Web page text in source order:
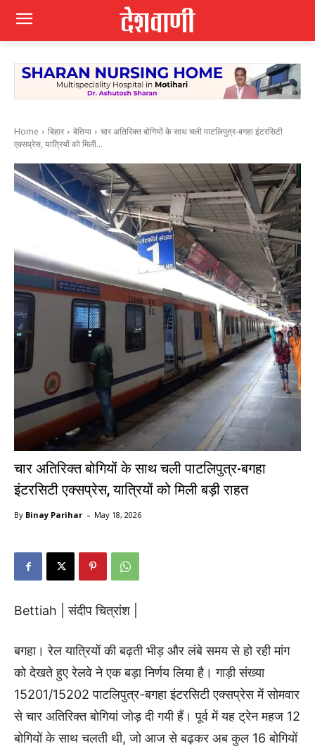
Home बिहार बेतिया
चार अतिरिक्त बोगियों के साथ चली पाटलिपुत्र-बगहा इंटरसिटी
एक्सप्रेस, यात्रियों को मिली...
चार अतिरिक्त बोगियों के साथ चली पाटलिपुत्र-बगहा
इंटरसिटी एक्सप्रेस, यात्रियों को मिली बड़ी राहत
By Binay Parihar - May 18, 2026
Bettiah | संदीप चित्रांश |
बगहा। रेल यात्रियों की बढ़ती भीड़ और लंबे समय से हो रही मांग
को देखते हुए रेलवे ने एक बड़ा निर्णय लिया है। गाड़ी संख्या
15201/15202 पाटलिपुत्र-बगहा इंटरसिटी एक्सप्रेस में सोमवार
से चार अतिरिक्त बोगियां जोड़ दी गयी हैं। पूर्व में यह ट्रेन महज 12
बोगियों के साथ चलती थी, जो आज से बढ़कर अब कुल 16 बोगियों